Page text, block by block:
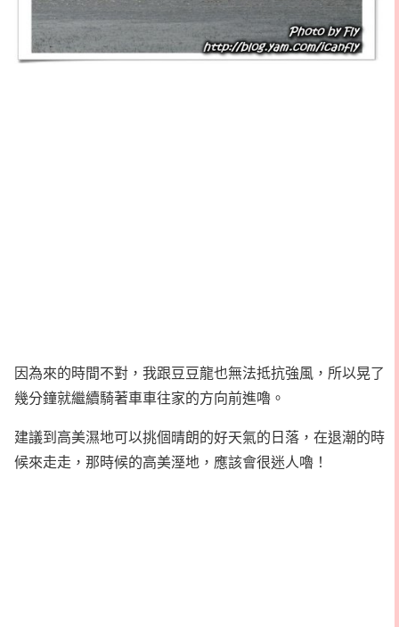
因為來的時間不對，我跟豆豆龍也無法抵抗強風，所以晃了
幾分鐘就繼續騎著車車往家的方向前進嚕。
建議到高美濕地可以挑個晴朗的好天氣的日落，在退潮的時
候來走走，那時候的高美溼地，應該會很迷人嚕！